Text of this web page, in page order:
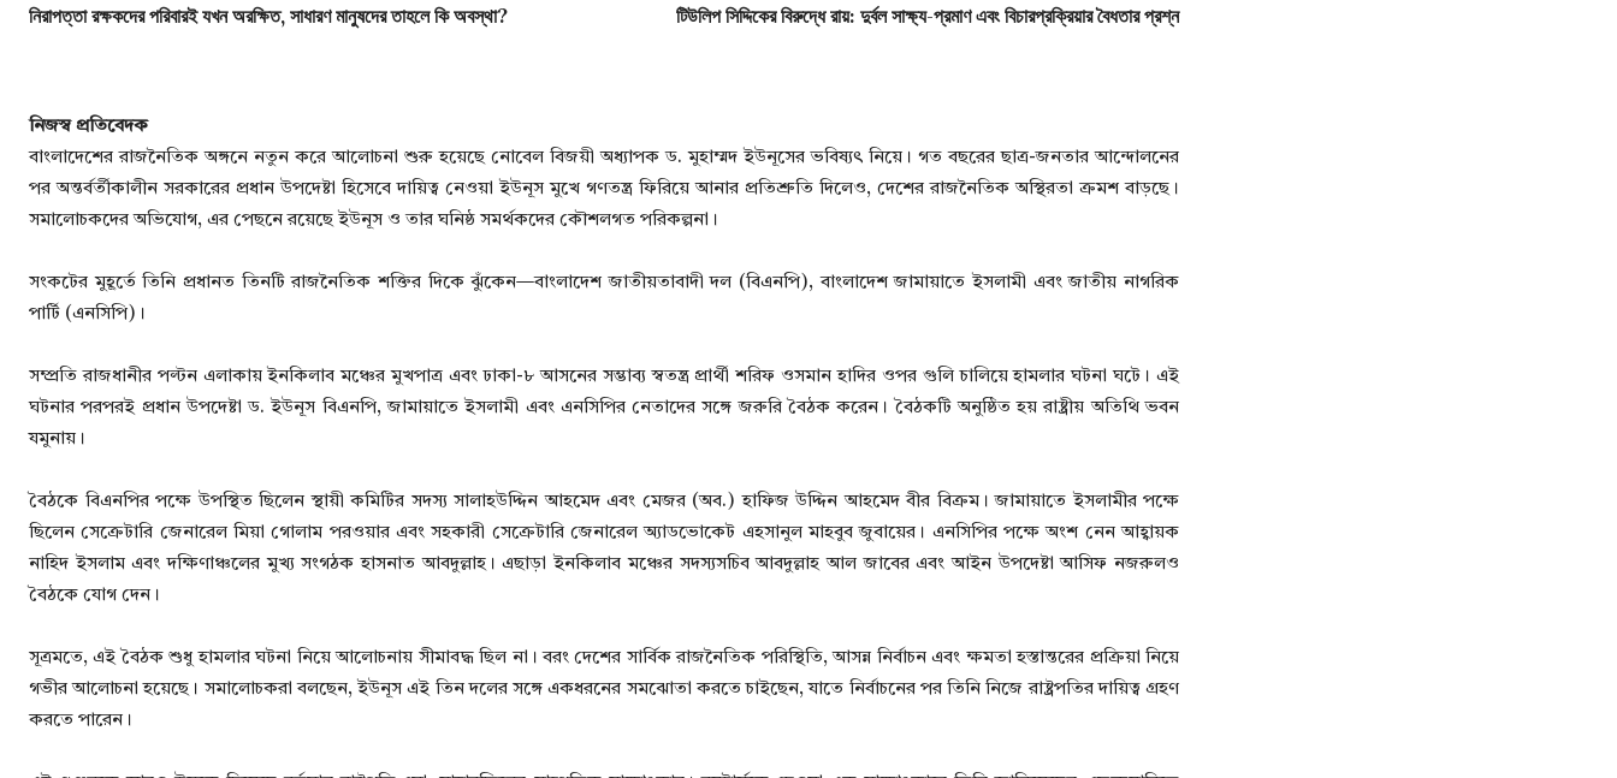
নিরাপত্তা রক্ষকদের পরিবারই যখন অরক্ষিত, সাধারণ মানুষদের তাহলে কি অবস্থা? টিউলিপ সিদ্দিকের বিরুদ্ধে রায়: দুর্বল সাক্ষ্য-প্রমাণ এবং বিচারপ্রক্রিয়ার বৈধতার প্রশ্ন
নিজস্ব প্রতিবেদক
বাংলাদেশের রাজনৈতিক অঙ্গনে নতুন করে আলোচনা শুরু হয়েছে নোবেল বিজয়ী অধ্যাপক ড. মুহাম্মদ ইউনূসের ভবিষ্যৎ নিয়ে। গত বছরের ছাত্র-জনতার আন্দোলনের
পর অন্তর্বর্তীকালীন সরকারের প্রধান উপদেষ্টা হিসেবে দায়িত্ব নেওয়া ইউনূস মুখে গণতন্ত্র ফিরিয়ে আনার প্রতিশ্রুতি দিলেও, দেশের রাজনৈতিক অস্থিরতা ক্রমশ বাড়ছে।
সমালোচকদের অভিযোগ, এর পেছনে রয়েছে ইউনূস ও তার ঘনিষ্ঠ সমর্থকদের কৌশলগত পরিকল্পনা।
সংকটের মুহূর্তে তিনি প্রধানত তিনটি রাজনৈতিক শক্তির দিকে ঝুঁকেন—বাংলাদেশ জাতীয়তাবাদী দল (বিএনপি), বাংলাদেশ জামায়াতে ইসলামী এবং জাতীয় নাগরিক
পার্টি (এনসিপি)।
সম্প্রতি রাজধানীর পল্টন এলাকায় ইনকিলাব মঞ্চের মুখপাত্র এবং ঢাকা-৮ আসনের সম্ভাব্য স্বতন্ত্র প্রার্থী শরিফ ওসমান হাদির ওপর গুলি চালিয়ে হামলার ঘটনা ঘটে। এই
ঘটনার পরপরই প্রধান উপদেষ্টা ড. ইউনূস বিএনপি, জামায়াতে ইসলামী এবং এনসিপির নেতাদের সঙ্গে জরুরি বৈঠক করেন। বৈঠকটি অনুষ্ঠিত হয় রাষ্ট্রীয় অতিথি ভবন
যমুনায়।
বৈঠকে বিএনপির পক্ষে উপস্থিত ছিলেন স্থায়ী কমিটির সদস্য সালাহউদ্দিন আহমেদ এবং মেজর (অব.) হাফিজ উদ্দিন আহমেদ বীর বিক্রম। জামায়াতে ইসলামীর পক্ষে
ছিলেন সেক্রেটারি জেনারেল মিয়া গোলাম পরওয়ার এবং সহকারী সেক্রেটারি জেনারেল অ্যাডভোকেট এহসানুল মাহবুব জুবায়ের। এনসিপির পক্ষে অংশ নেন আহ্বায়ক
নাহিদ ইসলাম এবং দক্ষিণাঞ্চলের মুখ্য সংগঠক হাসনাত আবদুল্লাহ। এছাড়া ইনকিলাব মঞ্চের সদস্যসচিব আবদুল্লাহ আল জাবের এবং আইন উপদেষ্টা আসিফ নজরুলও
বৈঠকে যোগ দেন।
সূত্রমতে, এই বৈঠক শুধু হামলার ঘটনা নিয়ে আলোচনায় সীমাবদ্ধ ছিল না। বরং দেশের সার্বিক রাজনৈতিক পরিস্থিতি, আসন্ন নির্বাচন এবং ক্ষমতা হস্তান্তরের প্রক্রিয়া নিয়ে
গভীর আলোচনা হয়েছে। সমালোচকরা বলছেন, ইউনূস এই তিন দলের সঙ্গে একধরনের সমঝোতা করতে চাইছেন, যাতে নির্বাচনের পর তিনি নিজে রাষ্ট্রপতির দায়িত্ব গ্রহণ
করতে পারেন।